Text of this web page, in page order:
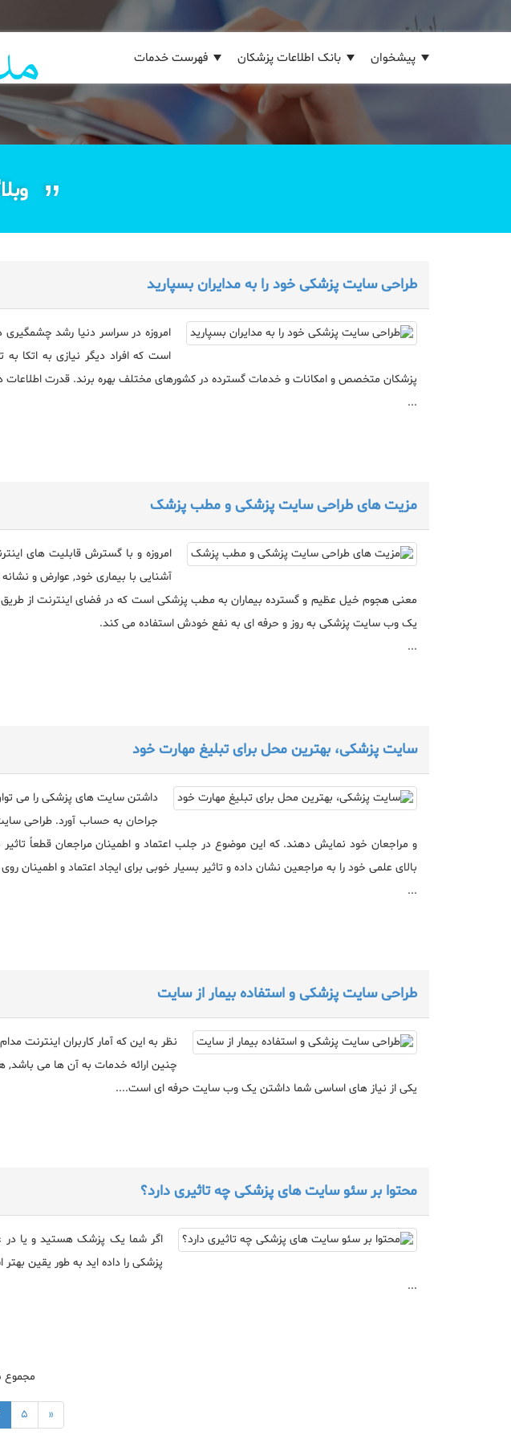
فهرست خدمات بانک اطلاعات پزشکان پیشخوان
طراحی سایت پزشکی خود را به مدایران بسپارید
امروزه در سراسر دنیا رشد
است که افراد دیگر نیازی به اتکا
پزشکان متخصص و امکانات و خدمات گسترده در کشورهای مختلف بهره برند. قدرت
...
مزیت های طراحی سایت پزشکی و مطب پزشک
امروزه و با گسترش قابلیت های
آشنایی با بیماری خود, عوارض و
معنی هجوم خیل عظیم و گسترده بیماران به مطب پزشکی است که در فضای اینترنت از طریق
یک وب سایت پزشکی به روز و حرفه ای به نفع خودش استفاده می کند.
...
سایت پزشکی، بهترین محل برای تبلیغ مهارت خود
داشتن سایت های پزشکی را می
جراحان به حساب آورد. طراحی
و مراجعان خود نمایش دهند. که این موضوع در جلب اعتماد و اطمینان مراجعان قطعاً
بالای علمی خود را به مراجعین نشان داده و تاثیر بسیار خوبی برای ایجاد اعتماد و اطمینان
...
طراحی سایت پزشکی و استفاده بیمار از سایت
نظر به این که آمار کاربران اینترنت
چنین ارائه خدمات به آن ها می باشد,
یکی از نیاز های اساسی شما داشتن یک وب سایت حرفه ای است....
محتوا بر سئو سایت های پزشکی چه تاثیری دارد؟
اگر شما یک پزشک هستید و یا
پزشکی را داده اید به طور یقین
...
مجموع ۲۵ رکورد در ۵ صفحه
۵ »